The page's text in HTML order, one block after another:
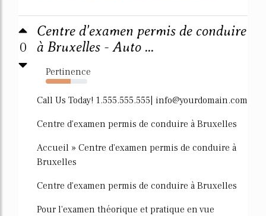
0
Centre d'examen permis de conduire
à Bruxelles - Auto ...
Pertinence
60%
Call Us Today! 1.555.555.555| info@yourdomain.com
Centre d'examen permis de conduire à Bruxelles
Accueil » Centre d'examen permis de conduire à
Bruxelles
Centre d'examen permis de conduire à Bruxelles
Pour l'examen théorique et pratique en vue